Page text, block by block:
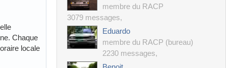
Chaque
locale
membre du RACP
3079 messages,
Eduardo
membre du RACP (bureau)
2230 messages,